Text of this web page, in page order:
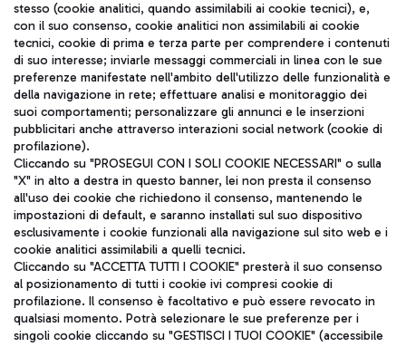
TRAVEL JOURNAL
ITA
Aeroporti di Roma S.p.A. - Società soggetta a direzione e
coordinamento di Mundys S.p.A.
Codice fiscale e Registro delle Imprese di Roma 13032990155 P.
IVA 06572251004
Capitale sociale 62.224.743,00 int. vers.
Sede legale: Via Pier Paolo Racchetti 1 - 00054 Fiumicino (RM)
stesso (cookie analitici, quando assimilabili ai cookie tecnici), e,
con il suo consenso, cookie analitici non assimilabili ai cookie
tecnici, cookie di prima e terza parte per comprendere i contenuti
di suo interesse; inviarle messaggi commerciali in linea con le sue
preferenze manifestate nell'ambito dell'utilizzo delle funzionalità e
della navigazione in rete; effettuare analisi e monitoraggio dei
suoi comportamenti; personalizzare gli annunci e le inserzioni
pubblicitari anche attraverso interazioni social network (cookie di
profilazione).
Cliccando su "PROSEGUI CON I SOLI COOKIE NECESSARI" o sulla
"X" in alto a destra in questo banner, lei non presta il consenso
all'uso dei cookie che richiedono il consenso, mantenendo le
impostazioni di default, e saranno installati sul suo dispositivo
esclusivamente i cookie funzionali alla navigazione sul sito web e i
cookie analitici assimilabili a quelli tecnici.
Cliccando su "ACCETTA TUTTI I COOKIE" presterà il suo consenso
al posizionamento di tutti i cookie ivi compresi cookie di
profilazione. Il consenso è facoltativo e può essere revocato in
qualsiasi momento. Potrà selezionare le sue preferenze per i
singoli cookie cliccando su "GESTISCI I TUOI COOKIE" (accessibile